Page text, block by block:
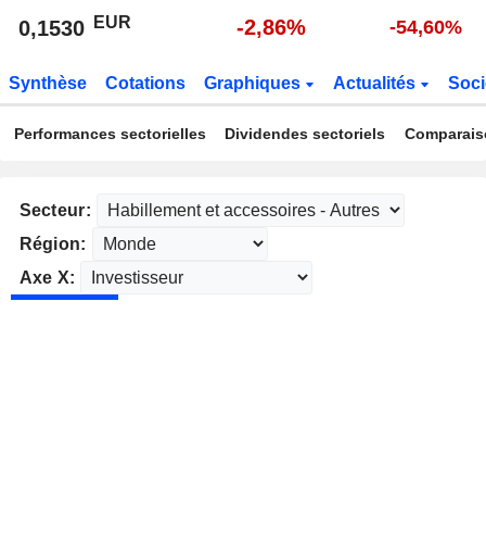
0,1530 EUR -2,86% -54,60%
Synthèse Cotations Graphiques Actualités
Performances sectorielles Dividendes sectoriels
Secteur:
Région:
Axe X: